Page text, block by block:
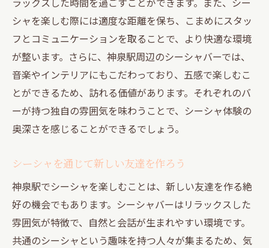
シャを楽しむ際には適度な距離を保ち、こまめにスタッ
フとコミュニケーションを取ることで、より快適な環境
が整います。さらに、神泉駅周辺のシーシャバーでは、
音楽やインテリアにもこだわっており、五感で楽しむこ
とができるため、訪れる価値があります。それぞれのバ
ーが持つ独自の雰囲気を味わうことで、シーシャ体験の
奥深さを感じることができるでしょう。
シーシャを通じて新しい友達を作ろう
神泉駅でシーシャを楽しむことは、新しい友達を作る絶
好の機会でもあります。シーシャバーはリラックスした
雰囲気が特徴で、自然と会話が生まれやすい環境です。
共通のシーシャという趣味を持つ人々が集まるため、気